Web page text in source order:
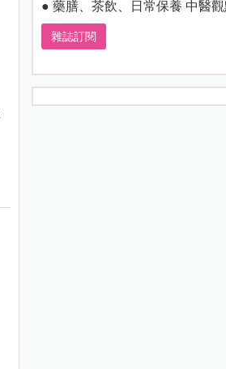
● 藥膳、茶飲、日常保養 中醫
雜誌訂閱